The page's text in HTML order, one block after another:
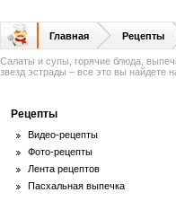
Главная Рецепты
Салаты и супы, горячие блюда,
звезд эстрады – все это вы найдете
Рецепты
Видео-рецепты
Фото-рецепты
Лента рецептов
Пасхальная выпечка